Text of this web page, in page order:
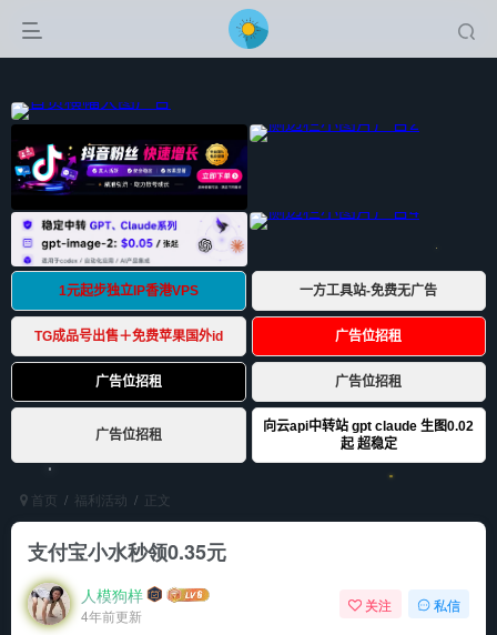
首页 福利活动 正文
支付宝小水秒领0.35元
人模狗样
4年前更新
关注 私信